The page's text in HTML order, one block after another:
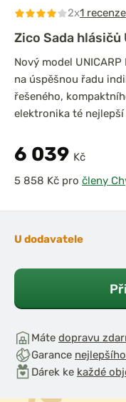
2x1 recenze
Zico Sada hlásičů
Nový model
na úspěšnou řadu
řešeného,
elektronika té nejlepší
6 039 Kč
pro členy
U dodavatele
Máte dopravu
Garance
Dárek ke každé